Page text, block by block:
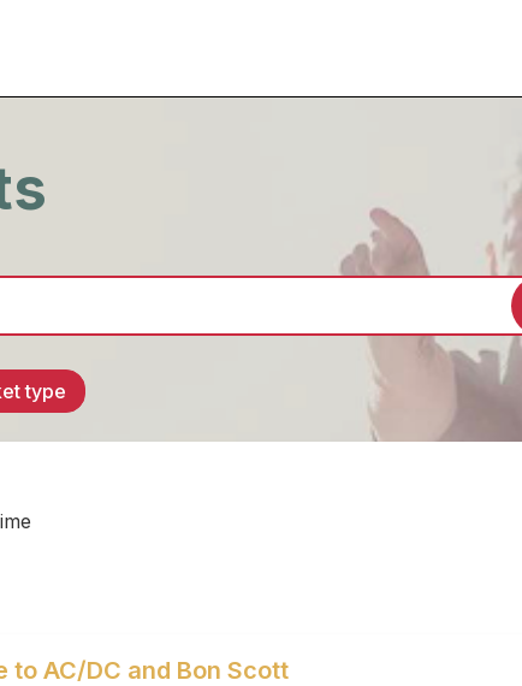
type
to AC/DC and Bon Scott